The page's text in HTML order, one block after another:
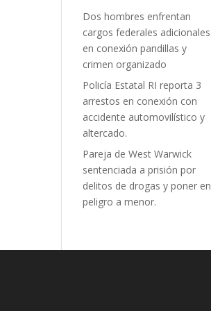
Dos hombres enfrentan
cargos federales adicionales
en conexión pandillas y
crimen organizado
Policía Estatal RI reporta 3
arrestos en conexión con
accidente automovilístico y
altercado.
Pareja de West Warwick
sentenciada a prisión por
delitos de drogas y poner en
peligro a menor.